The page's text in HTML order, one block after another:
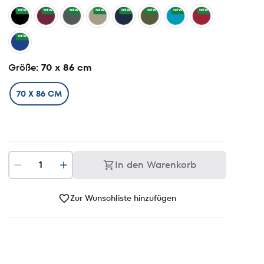
NEW NEW NEW NEW NEW NEW NEW NEW
NEW
Größe: 70 x 86 cm
70 X 86 CM
In den Warenkorb
Zur Wunschliste hinzufügen